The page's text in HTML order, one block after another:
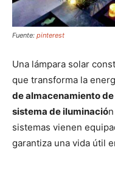
Fuente: pinterest
Una lámpara solar
que transforma la
de almacenamiento
sistema de iluminació
sistemas vienen
garantiza una vida útil